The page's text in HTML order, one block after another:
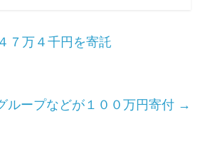
７万４千円を寄託
ループなどが１００万円寄付 →